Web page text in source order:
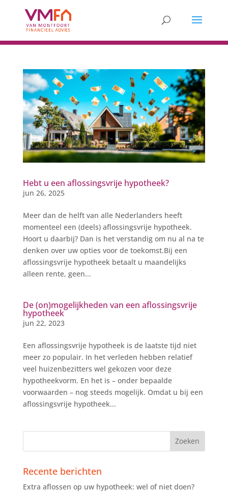
Hebt u een aflossingsvrije hypotheek?
jun 26, 2025
Meer dan de helft van alle Nederlanders heeft
momenteel een (deels) aflossingsvrije hypotheek.
Hoort u daarbij? Dan is het verstandig om nu al na te
denken over uw opties voor de toekomst.Bij een
aflossingsvrije hypotheek betaalt u maandelijks
alleen rente, geen...
De (on)mogelijkheden van een aflossingsvrije
hypotheek
jun 22, 2023
Een aflossingsvrije hypotheek is de laatste tijd niet
meer zo populair. In het verleden hebben relatief
veel huizenbezitters wel gekozen voor deze
hypotheekvorm. En het is – onder bepaalde
voorwaarden – nog steeds mogelijk. Omdat u bij een
aflossingsvrije hypotheek...
Recente berichten
Extra aflossen op uw hypotheek: wel of niet doen?